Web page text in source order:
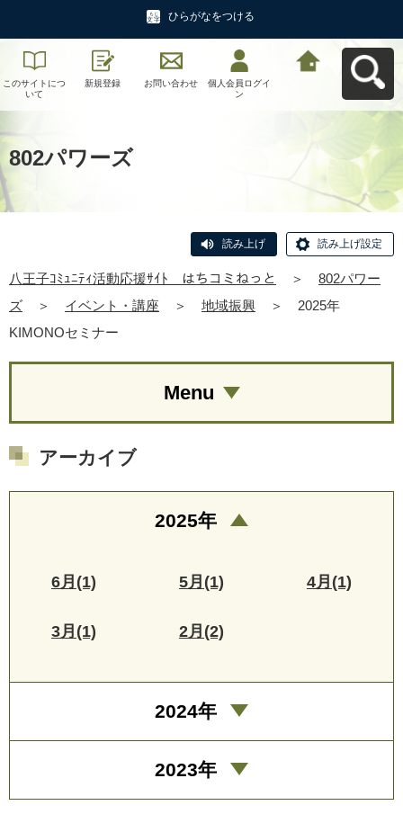
ひらがなをつける
このサイトにつ
いて
新規登録 お問い合わせ
個人会員ログイ
ン
802パワーズ
読み上げ 読み上げ設定
八王子ｺﾐｭﾆﾃｨ活動応援ｻｲﾄ はちコミねっと ＞
802パワー
ズ
＞ イベント・講座 ＞ 地域振興 ＞
2025年
KIMONOセミナー
Menu
アーカイブ
2025年
6月(1) 5月(1) 4月(1)
3月(1) 2月(2)
2024年
2023年